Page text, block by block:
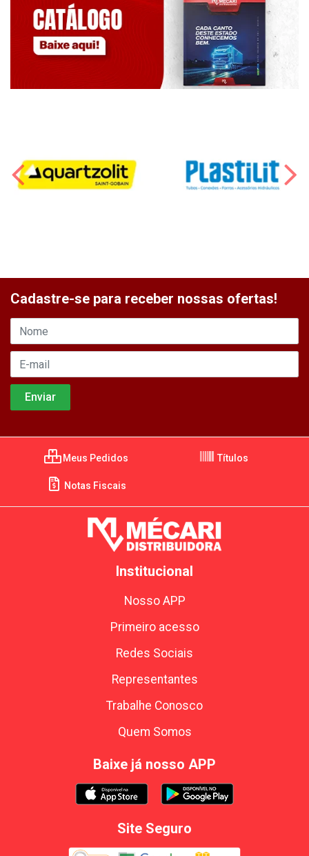
Cadastre-se para receber nossas ofertas!
Meus Pedidos Títulos
Notas Fiscais
Institucional
Nosso APP
Primeiro acesso
Redes Sociais
Representantes
Trabalhe Conosco
Quem Somos
Baixe já nosso APP
Site Seguro